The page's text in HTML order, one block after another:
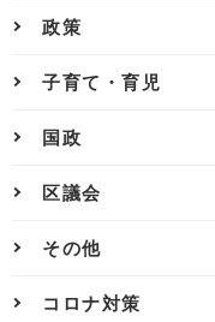
政策
子育て・育児
国政
区議会
その他
コロナ対策